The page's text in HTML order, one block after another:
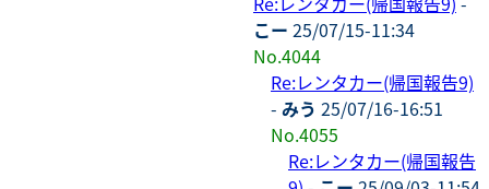
こー 25/07/15-11:34
No.4044
Re:レンタカー(帰国報告9)
- みう 25/07/16-16:51
No.4055
Re:レンタカー(帰国報告